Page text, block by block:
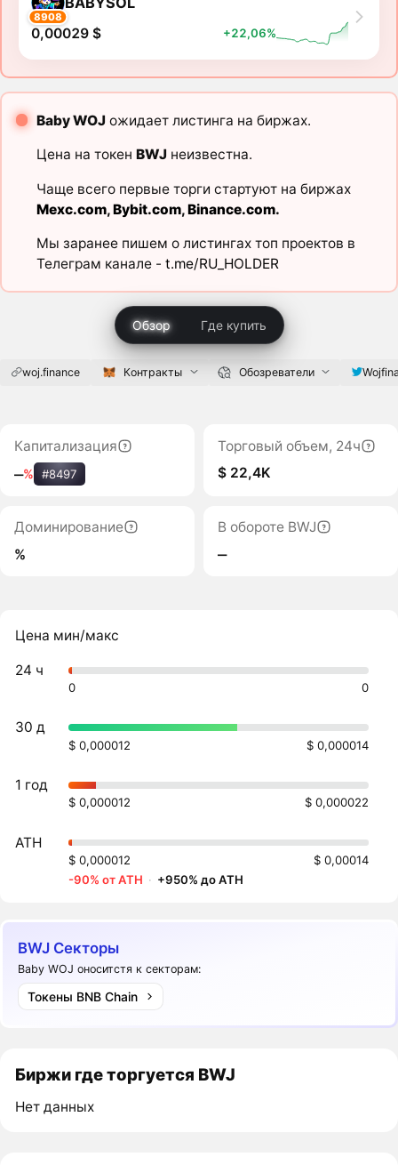
8908
0,00029 $ +22,06%
Baby WOJожидает листинга на биржах.
Цена на токен BWJнеизвестна.
Чаще всего первые торги стартуют на биржах
Mexc.com,Bybit.com,Binance.com.
Мы заранее пишем о листингах топ проектов в
Телеграм канале - t.me/RU_HOLDER
Обзор Где купить
woj.finance Контракты Обозреватели
Капитализация
‒% #8497
Торговый объем, 24ч
$ 22,4K
Доминирование
%
В обороте BWJ
‒
Цена мин/макс
24 ч
0 0
30 д
$ 0,000012 $ 0,000014
1 год
$ 0,000012 $ 0,000022
ATH
$ 0,000012
$ 0,00014
-90% от ATH · +950% до ATH
BWJ Секторы
Baby WOJ оноситстя к секторам:
Токены BNB Chain
Биржи где торгуется BWJ
Нет данных